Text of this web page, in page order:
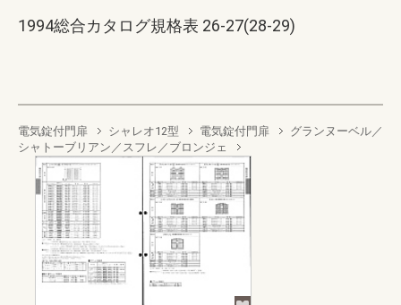
1994総合カタログ規格表 26-27(28-29)
電気錠付門扉 シャレオ12型 電気錠付門扉
グランヌーベル／
シャトーブリアン／スフレ／ブロンジェ